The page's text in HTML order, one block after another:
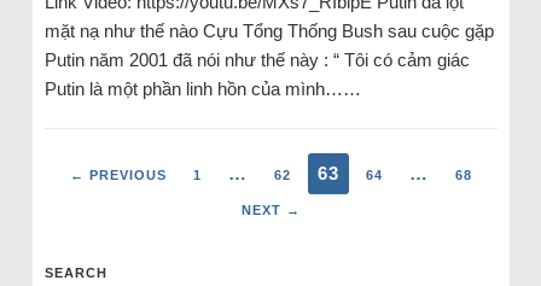
mặt nạ như thế nào Cựu Tổng Thống Bush sau cuộc gặp
Putin năm 2001 đã nói như thế này : “ Tôi có cảm giác
Putin là một phần linh hồn của mình……
← PREVIOUS 1 … 62 63 64 … 68
NEXT →
SEARCH